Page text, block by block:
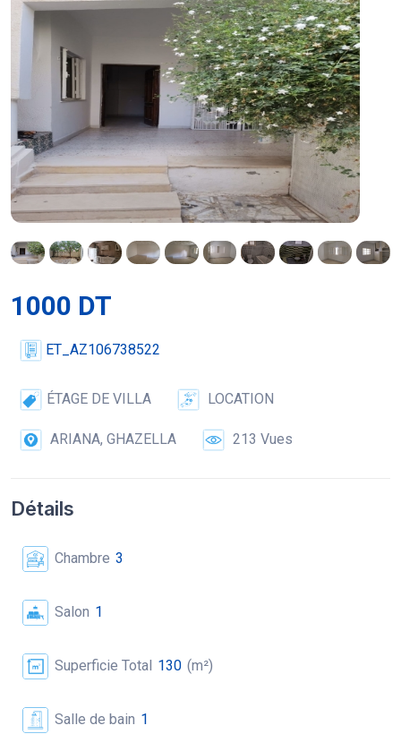
1000 DT
ET_AZ106738522
ÉTAGE DE VILLA LOCATION
ARIANA, GHAZELLA 213 Vues
Détails
Chambre 3
Salon 1
Superficie Total 130 (m²)
Salle de bain 1